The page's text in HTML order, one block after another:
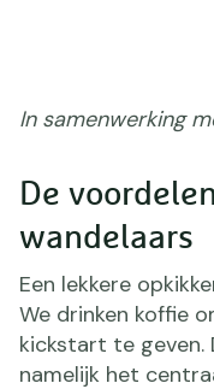
In samenwerking
De
wandelaars
Een lekkere
We drinken koffie
kickstart te geven.
namelijk het